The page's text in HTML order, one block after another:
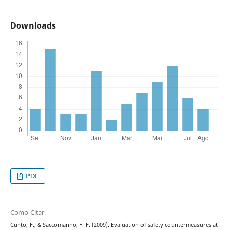
Downloads
PDF
Como Citar
Cunto, F., & Saccomanno, F. F. (2009). Evaluation of safety countermeasures at